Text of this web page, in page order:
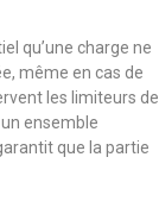
qu’une charge ne
même en cas de
les limiteurs de
un ensemble
que la partie